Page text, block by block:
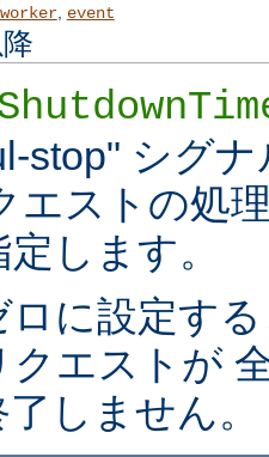
worker, event
stop" シグ
エストの処
します。
ロに設定す
クエストが
しません。